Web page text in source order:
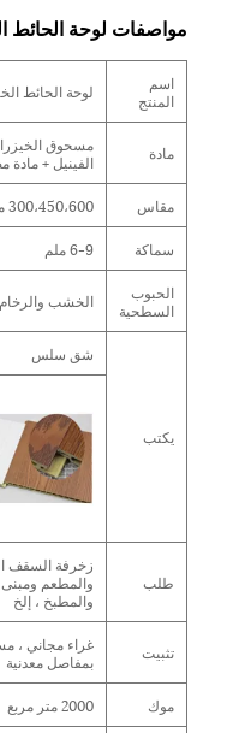
مواصفات لوحة الحائط
اسم
المنتج لوحة الحائط
مادة مسحوق
الفينيل + مادة
مقاس
300،450،600 مم ، يمكن أيضًا تخصيصها
سماكة
6-9 ملم
الحبوب
السطحية الخشب والرخام
يكتب
شق سلس
طلب
زخرفة السقف
والمطعم
والمطبخ ، إلخ
تثبيت غراء مجاني ،
بمفاصل معدنية
موك
2000 متر مربع